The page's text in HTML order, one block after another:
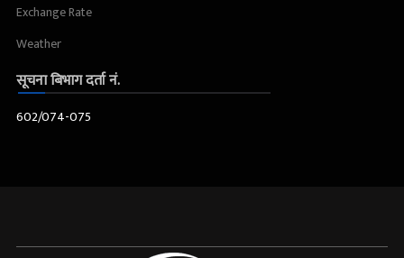
Exchange Rate
Weather
सूचना बिभाग दर्ता नं.
602/074-075